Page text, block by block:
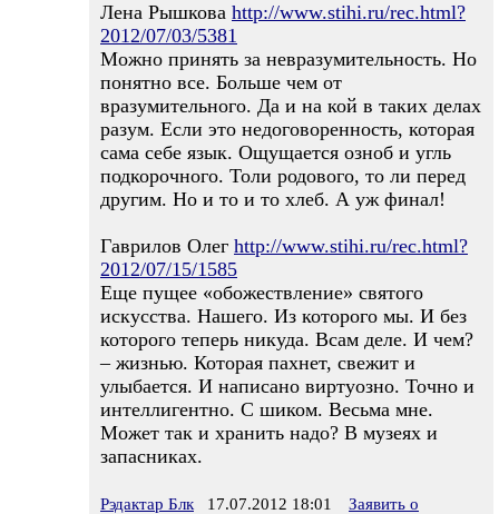
Лена Рышкова http://www.stihi.ru/rec.html?
2012/07/03/5381
Можно принять за невразумительность. Но
понятно все. Больше чем от
вразумительного. Да и на кой в таких делах
разум. Если это недоговоренность, которая
сама себе язык. Ощущается озноб и угль
подкорочного. Толи родового, то ли перед
другим. Но и то и то хлеб. А уж финал!
Гаврилов Олег http://www.stihi.ru/rec.html?
2012/07/15/1585
Еще пущее «обожествление» святого
искусства. Нашего. Из которого мы. И без
которого теперь никуда. Всам деле. И чем?
– жизнью. Которая пахнет, свежит и
улыбается. И написано виртуозно. Точно и
интеллигентно. С шиком. Весьма мне.
Может так и хранить надо? В музеях и
запасниках.
Рэдактар Блк 17.07.2012 18:01
Заявить о